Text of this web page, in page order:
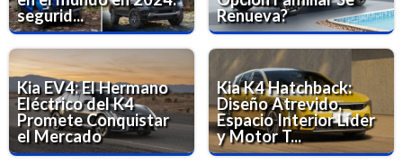
segurid...
Renueva?
Kia EV4: El Hermano
Eléctrico del K4
Promete Conquistar
el Mercado
Kia K4 Hatchback:
Diseño Atrevido,
Espacio Interior Líder
y Motor T...